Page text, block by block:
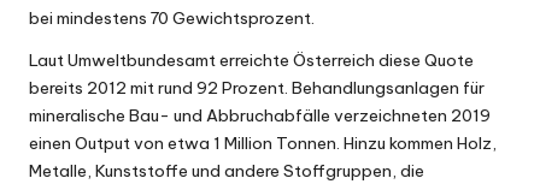
bei mindestens 70 Gewichtsprozent.
LautUmweltbundesamterreichte Österreich diese Quote
bereits 2012 mit rund 92 Prozent. Behandlungsanlagen für
mineralische Bau- und Abbruchabfälle verzeichneten 2019
einen Output von etwa 1 Million Tonnen. Hinzu kommen Holz,
Metalle, Kunststoffe und andere Stoffgruppen, die